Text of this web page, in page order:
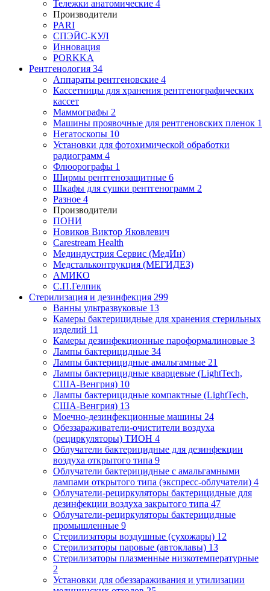
Тележки анатомические 4
Производители
PARI
СПЭЙС-КУЛ
Инновация
PORKKA
Рентгенология 34
Аппараты рентгеновские 4
Кассетницы для хранения рентгенографических
кассет
Маммографы 2
Машины проявочные для рентгеновских пленок 1
Негатоскопы 10
Установки для фотохимической обработки
радиограмм 4
Флюорографы 1
Ширмы рентгенозащитные 6
Шкафы для сушки рентгенограмм 2
Разное 4
Производители
ПОНИ
Новиков Виктор Яковлевич
Carestream Health
Мединдустрия Сервис (МедИн)
Медстальконтрукция (МЕГИДЕЗ)
АМИКО
С.П.Гелпик
Стерилизация и дезинфекция 299
Ванны ультразвуковые 13
Камеры бактерицидные для хранения стерильных
изделий 11
Камеры дезинфекционные пароформалиновые 3
Лампы бактерицидные 34
Лампы бактерицидные амальгамные 21
Лампы бактерицидные кварцевые (LightTech,
США-Венгрия) 10
Лампы бактерицидные компактные (LightTech,
США-Венгрия) 13
Моечно-дезинфекционные машины 24
Обеззараживатели-очистители воздуха
(рециркуляторы) ТИОН 4
Облучатели бактерицидные для дезинфекции
воздуха открытого типа 9
Облучатели бактерицидные с амальгамными
лампами открытого типа (экспресс-облучатели) 4
Облучатели-рециркуляторы бактерицидные для
дезинфекции воздуха закрытого типа 47
Облучатели-рециркуляторы бактерицидные
промышленные 9
Стерилизаторы воздушные (сухожары) 12
Стерилизаторы паровые (автоклавы) 13
Стерилизаторы плазменные низкотемпературные
2
Установки для обеззараживания и утилизации